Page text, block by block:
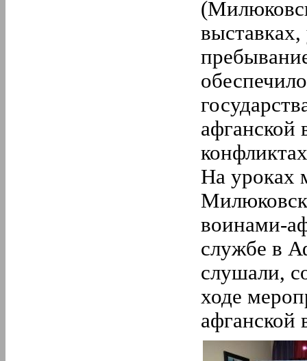
На уроках
воинами-
службе в
слушали,
ходе
афганской